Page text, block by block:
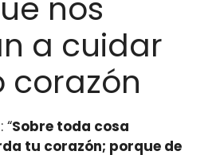
nos
a cuidar
corazón
“Sobre toda cosa
tu corazón; porque de